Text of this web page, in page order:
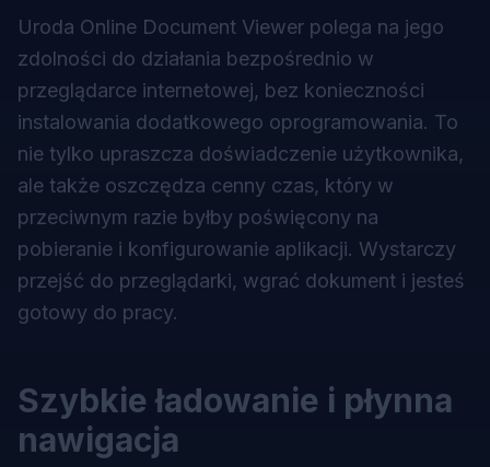
Uroda Online Document Viewer polega na jego
zdolności do działania bezpośrednio w
przeglądarce internetowej, bez konieczności
instalowania dodatkowego oprogramowania. To
nie tylko upraszcza doświadczenie użytkownika,
ale także oszczędza cenny czas, który w
przeciwnym razie byłby poświęcony na
pobieranie i konfigurowanie aplikacji. Wystarczy
przejść do przeglądarki, wgrać dokument i jesteś
gotowy do pracy.
Szybkie ładowanie i płynna
nawigacja